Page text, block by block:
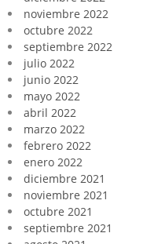
noviembre 2022
octubre 2022
septiembre 2022
julio 2022
junio 2022
mayo 2022
abril 2022
marzo 2022
febrero 2022
enero 2022
diciembre 2021
noviembre 2021
octubre 2021
septiembre 2021